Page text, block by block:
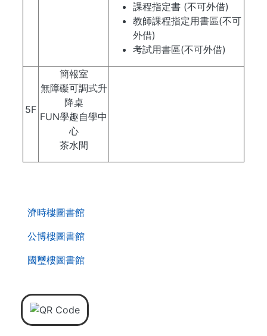
第
二
層
覽
濟時樓圖書館
公博樓圖書館
國璽樓圖書館
課程指定書 (不可外借)
教師課程指定用書區(不可
外借)
考試用書區(不可外借)
5F
簡報室
無障礙可調式升
降桌
FUN學趣自學中
心
茶水間